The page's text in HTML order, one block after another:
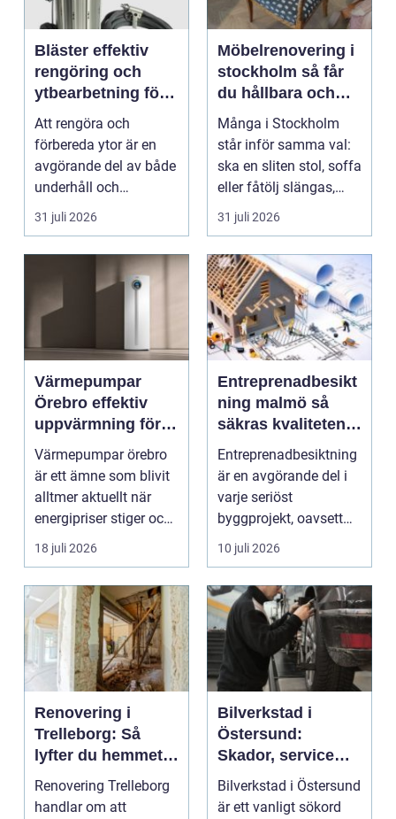
Bläster effektiv
rengöring och
ytbearbetning för
proffs och
hantverkare
Att rengöra och
förbereda ytor är en
avgörande del av både
underhåll och
renovering. Färg, rost,
smu...
31 juli 2026
Möbelrenovering i
stockholm så får
du hållbara och
vackra möbler
Många i Stockholm
står inför samma val:
ska en sliten stol, soffa
eller fåtölj slängas,
säljas billi...
31 juli 2026
Värmepumpar
Örebro effektiv
uppvärmning för
hus och
fastigheter
Värmepumpar örebro
är ett ämne som blivit
alltmer aktuellt när
energipriser stiger och
fler vill sän...
18 juli 2026
Entreprenadbesikt
ning malmö så
säkras kvaliteten i
byggprojekt
Entreprenadbesiktning
är en avgörande del i
varje seriöst
byggprojekt, oavsett
om det handlar om en
10 juli 2026
Renovering i
Trelleborg: Så
lyfter du hemmet
på ett smart sätt
Renovering Trelleborg
handlar om att
Bilverkstad i
Östersund:
Skador, service
och smarta val för
din bil
Bilverkstad i Östersund
är ett vanligt sökord